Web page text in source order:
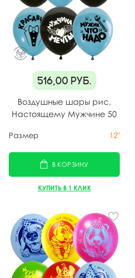
516,00 руб.
Воздушные шары рис.
Настоящему Мужчине 50
Размер 12"
В КОРЗИНУ
КУПИТЬ В 1 КЛИК